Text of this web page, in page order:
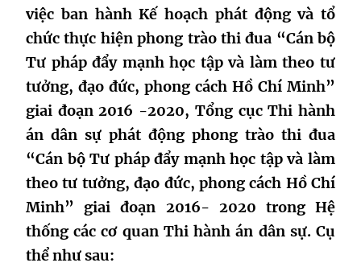
việc ban hành Kế hoạch phát động và tổ
chức thực hiện phong trào thi đua “Cán bộ
Tư pháp đẩy mạnh học tập và làm theo tư
tưởng, đạo đức, phong cách Hồ Chí Minh”
giai đoạn 2016 -2020, Tổng cục Thi hành
án dân sự phát động phong trào thi đua
“Cán bộ Tư pháp đẩy mạnh học tập và làm
theo tư tưởng, đạo đức, phong cách Hồ Chí
Minh” giai đoạn 2016- 2020 trong Hệ
thống các cơ quan Thi hành án dân sự. Cụ
thể như sau: